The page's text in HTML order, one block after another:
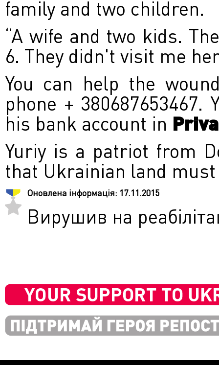
family and two children.
“A wife and two kids.
6. They didn't visit me
You can help the
phone +
his bank account in
Yuriy is a patriot from
that Ukrainian land must
Оновлена інформація: 17.11.2015
Вирушив на